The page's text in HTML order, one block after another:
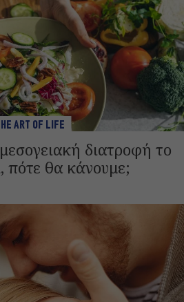
ART OF LIFE
διατροφή το
πότε θα κάνουμε;